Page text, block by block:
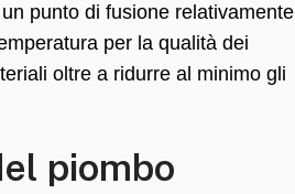
punto di fusione relativamente
per la qualità dei
oltre a ridurre al minimo gli
piombo